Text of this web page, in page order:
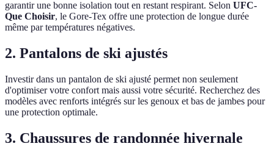
garantir une bonne isolation tout en restant respirant. Selon UFC-
Que Choisir, le Gore-Tex offre une protection de longue durée
même par températures négatives.
2. Pantalons de ski ajustés
Investir dans un pantalon de ski ajusté permet non seulement
d'optimiser votre confort mais aussi votre sécurité. Recherchez des
modèles avec renforts intégrés sur les genoux et bas de jambes pour
une protection optimale.
3. Chaussures de randonnée hivernale